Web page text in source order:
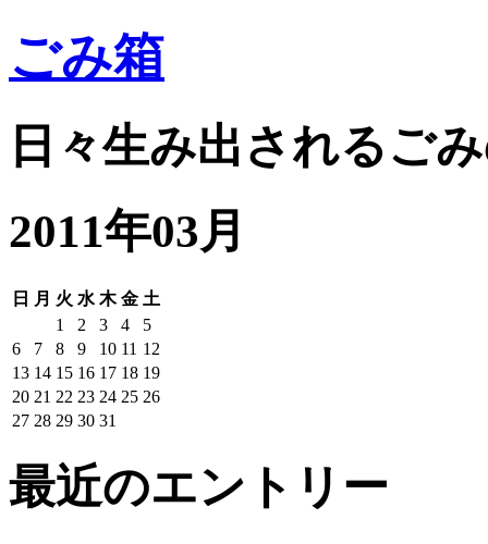
ごみ箱
日々生み出されるご
2011年03月
日 月 火 水 木 金 土
1
2 3 4
5
6
7 8 9 10 11 12
13 14 15 16 17 18 19
20 21 22 23 24 25 26
27 28 29 30 31
最近のエントリー